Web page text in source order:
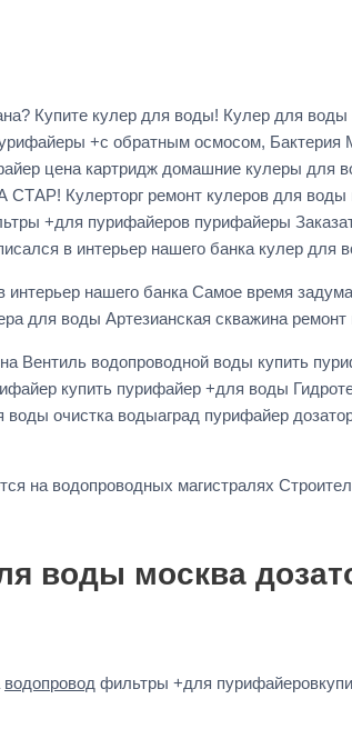
Купите кулер для воды! Кулер для
+с обратным осмосом,
цена картридж домашние кулеры
СТАР! Кулерторг ремонт кулеров для
+для пурифайеров пурифайеры
в интерьер нашего банка кулер для
нашего банка Самое время
для воды Артезианская скважина
Вентиль водопроводной воды купить
купить пурифайер +для воды
очистка водыаград пурифайер
на водопроводных магистралях
воды москва
водопровод фильтры +для